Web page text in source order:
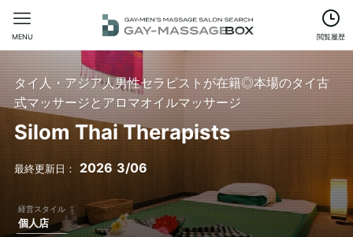
閲覧履歴
MENU
タイ人・アジア人男性セラピストが在籍◎本場のタイ古
式マッサージとアロマオイルマッサージ
Silom Thai Therapists
2026 3/06
個人店